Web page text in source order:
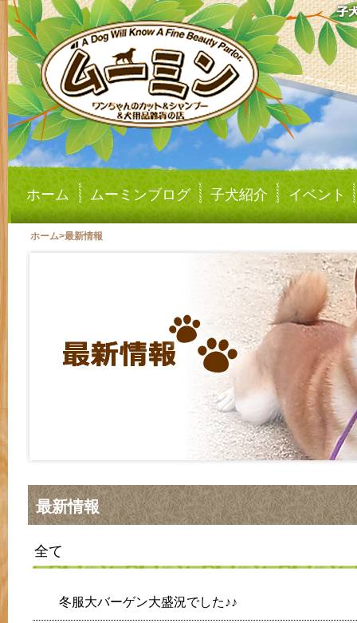
ホーム ムーミンブログ 子犬紹介 イベント
ホーム>最新情報
最新情報
全て
冬服大バーゲン大盛況でした♪♪